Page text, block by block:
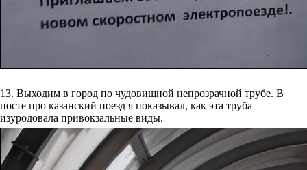
13. Выходим в город по чудовищной непрозрачной трубе. В
посте про казанский поезд я показывал, как эта труба
изуродовала привокзальные виды.